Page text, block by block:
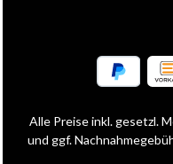
Alle Preise inkl. gesetzl.
und ggf.